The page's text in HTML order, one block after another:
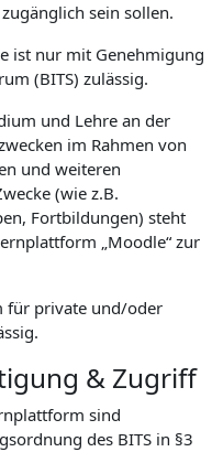
sein sollen.
ist nur mit Genehmigung
(BITS) zulässig.
und Lehre an der
im Rahmen von
und weiteren
(wie z.B.
Fortbildungen) steht
„Moodle“ zur
für private und/oder
& Zugriff
sind
des BITS in §3